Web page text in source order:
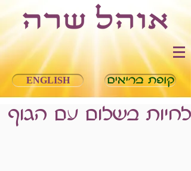
ENGLISH קופת בריאים
לחיות בשלום עם הגוף